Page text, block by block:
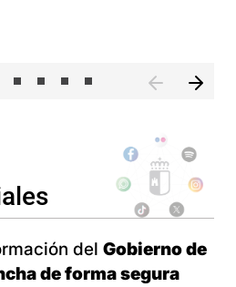
del Gobierno de
de forma segura